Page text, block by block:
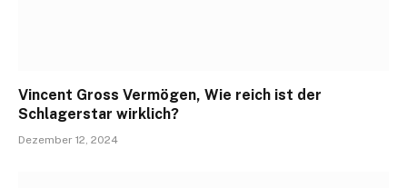
Vincent Gross Vermögen, Wie reich ist der
Schlagerstar wirklich?
Dezember 12, 2024